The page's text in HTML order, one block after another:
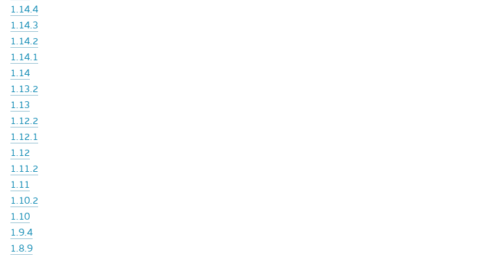
1.14.4
1.14.3
1.14.2
1.14.1
1.14
1.13.2
1.13
1.12.2
1.12.1
1.12
1.11.2
1.11
1.10.2
1.10
1.9.4
1.8.9